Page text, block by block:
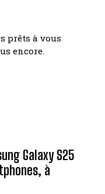
prêts à vous
encore.
Galaxy S25
à